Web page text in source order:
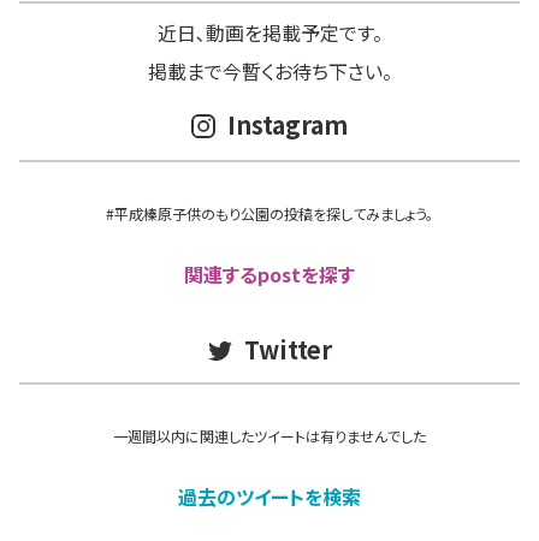
近日､動画を掲載予定です。
掲載まで今暫くお待ち下さい。
Instagram
#平成榛原子供のもり公園の投稿を探してみましょう。
関連するpostを探す
Twitter
一週間以内に関連したツイートは有りませんでした
過去のツイートを検索